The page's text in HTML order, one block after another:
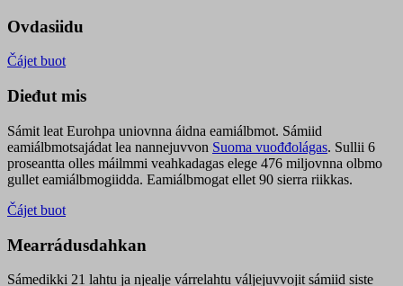
Ovdasiidu
Čájet buot
Dieđut mis
Sámit leat Eurohpa uniovnna áidna eamiálbmot. Sámiid
eamiálbmotsajádat lea nannejuvvon Suoma vuođđolágas. Sullii 6
proseantta olles máilmmi veahkadagas elege 476 miljovnna olbmo
gullet eamiálbmogiidda. Eamiálbmogat ellet 90 sierra riikkas.
Čájet buot
Mearrádusdahkan
Sámedikki 21 lahtu ja njealje várrelahtu váljejuvvojit sámiid siste